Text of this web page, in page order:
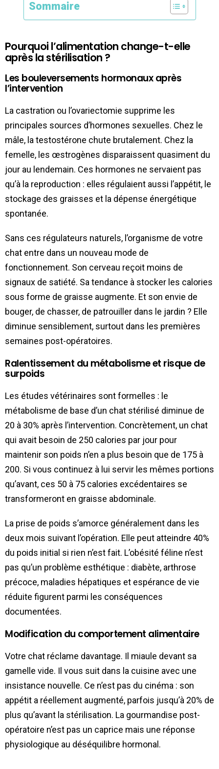
Sommaire
Pourquoi l’alimentation change-t-elle
après la stérilisation ?
Les bouleversements hormonaux après
l’intervention
La castration ou l’ovariectomie supprime les
principales sources d’hormones sexuelles. Chez le
mâle, la testostérone chute brutalement. Chez la
femelle, les œstrogènes disparaissent quasiment du
jour au lendemain. Ces hormones ne servaient pas
qu’à la reproduction : elles régulaient aussi l’appétit, le
stockage des graisses et la dépense énergétique
spontanée.
Sans ces régulateurs naturels, l’organisme de votre
chat entre dans un nouveau mode de
fonctionnement. Son cerveau reçoit moins de
signaux de satiété. Sa tendance à stocker les calories
sous forme de graisse augmente. Et son envie de
bouger, de chasser, de patrouiller dans le jardin ? Elle
diminue sensiblement, surtout dans les premières
semaines post-opératoires.
Ralentissement du métabolisme et risque de
surpoids
Les études vétérinaires sont formelles : le
métabolisme de base d’un chat stérilisé diminue de
20 à 30% après l’intervention. Concrètement, un chat
qui avait besoin de 250 calories par jour pour
maintenir son poids n’en a plus besoin que de 175 à
200. Si vous continuez à lui servir les mêmes portions
qu’avant, ces 50 à 75 calories excédentaires se
transformeront en graisse abdominale.
La prise de poids s’amorce généralement dans les
deux mois suivant l’opération. Elle peut atteindre 40%
du poids initial si rien n’est fait. L’obésité féline n’est
pas qu’un problème esthétique : diabète, arthrose
précoce, maladies hépatiques et espérance de vie
réduite figurent parmi les conséquences
documentées.
Modification du comportement alimentaire
Votre chat réclame davantage. Il miaule devant sa
gamelle vide. Il vous suit dans la cuisine avec une
insistance nouvelle. Ce n’est pas du cinéma : son
appétit a réellement augmenté, parfois jusqu’à 20% de
plus qu’avant la stérilisation. La gourmandise post-
opératoire n’est pas un caprice mais une réponse
physiologique au déséquilibre hormonal.